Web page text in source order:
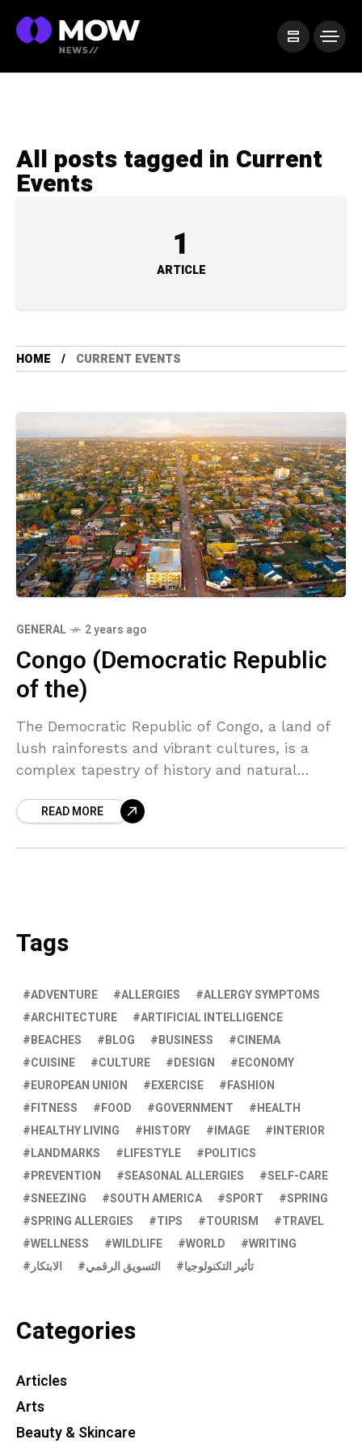
All posts tagged in Current
Events
1
ARTICLE
HOME CURRENT EVENTS
GENERAL 2 years ago
Congo (Democratic Republic
of the)
The Democratic Republic of Congo, a land of
lush rainforests and vibrant cultures, is a
complex tapestry of history and natural
bustling markets of Kinshasa, this country
READ MORE
Tags
ADVENTURE ALLERGIES
ALLERGY SYMPTOMS
ARCHITECTURE
ARTIFICIAL INTELLIGENCE
BEACHES
BLOG BUSINESS
CINEMA
CUISINE
CULTURE DESIGN
ECONOMY
EUROPEAN UNION
EXERCISE
FASHION
FITNESS
FOOD GOVERNMENT
HEALTH
HEALTHY LIVING
HISTORY IMAGE
INTERIOR
LANDMARKS
LIFESTYLE
POLITICS
PREVENTION
SEASONAL ALLERGIES
SELF-CARE
SNEEZING
SOUTH AMERICA SPORT
SPRING
SPRING ALLERGIES
TIPS TOURISM
TRAVEL
WELLNESS
WILDLIFE WORLD
WRITING
الابتكار
التسويق الرقمي تأثير التكنولوجيا
Categories
Articles
Arts
Beauty & Skincare